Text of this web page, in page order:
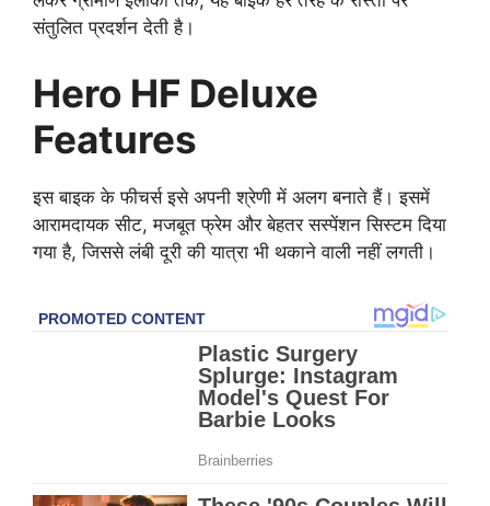
संतुलित प्रदर्शन देती है।
Hero HF Deluxe
Features
इस बाइक के फीचर्स इसे अपनी श्रेणी में अलग बनाते हैं। इसमें
आरामदायक सीट, मजबूत फ्रेम और बेहतर सस्पेंशन सिस्टम दिया
गया है, जिससे लंबी दूरी की यात्रा भी थकाने वाली नहीं लगती।